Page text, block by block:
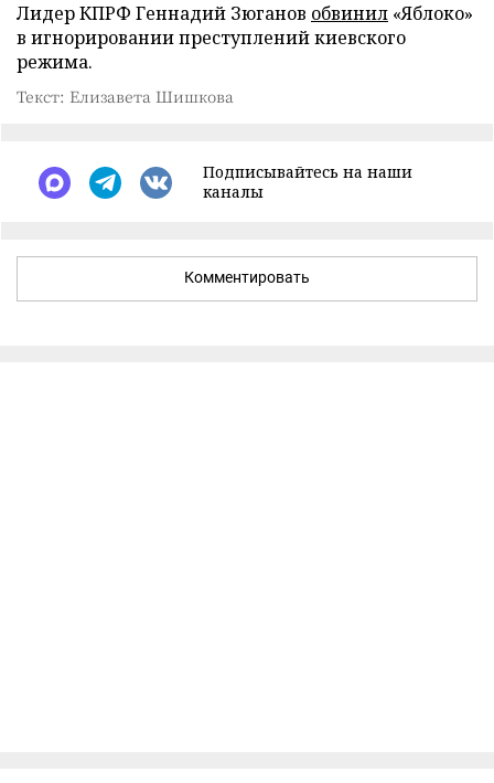
Лидер КПРФ Геннадий Зюганов обвинил «Яблоко»
в игнорировании преступлений киевского
режима.
Текст: Елизавета Шишкова
Подписывайтесь на наши
каналы
Комментировать